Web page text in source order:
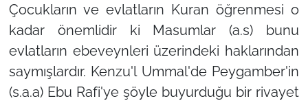
Çocukların ve evlatların Kuran öğrenmesi o
kadar önemlidir ki Masumlar (a.s) bunu
evlatların ebeveynleri üzerindeki haklarından
saymışlardır. Kenzu'l Ummal'de Peygamber'in
(s.a.a) Ebu Rafi'ye şöyle buyurduğu bir rivayet